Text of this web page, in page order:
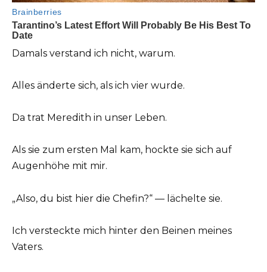
Damals verstand ich nicht, warum.
Alles änderte sich, als ich vier wurde.
Da trat Meredith in unser Leben.
Als sie zum ersten Mal kam, hockte sie sich auf
Augenhöhe mit mir.
„Also, du bist hier die Chefin?“ — lächelte sie.
Ich versteckte mich hinter den Beinen meines
Vaters.